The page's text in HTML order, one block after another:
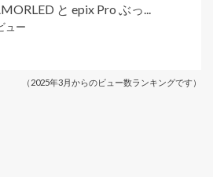
と epix Pro ぶっ...
ュー
（2025年3月からのビュー数ランキングです）